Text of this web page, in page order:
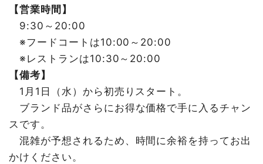
【営業時間】
9:30～20:00
※フードコートは10:00～20:00
※レストランは10:30～20:00
【備考】
1月1日（水）から初売りスタート。
ブランド品がさらにお得な価格で手に入るチャン
スです。
混雑が予想されるため、時間に余裕を持ってお出
かけください。